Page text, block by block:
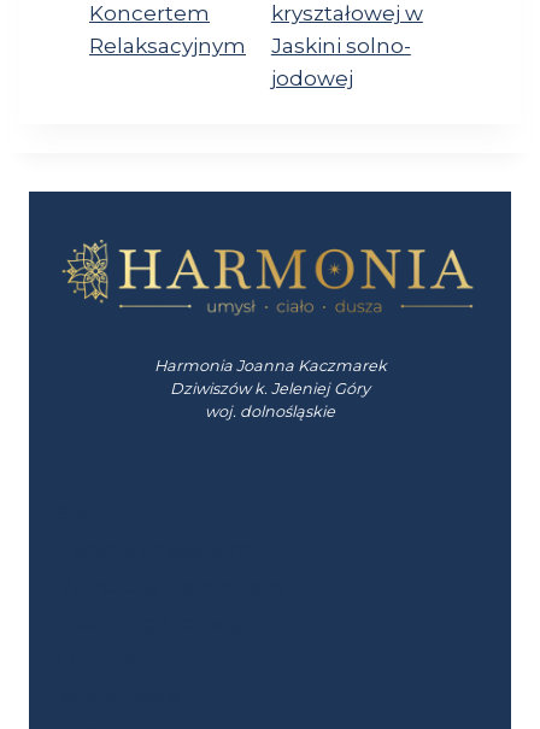
Koncertem
Relaksacyjnym
kryształowej w
Jaskini solno-
jodowej
Harmonia Joanna Kaczmarek
Dziwiszów k. Jeleniej Góry
woj. dolnośląskie